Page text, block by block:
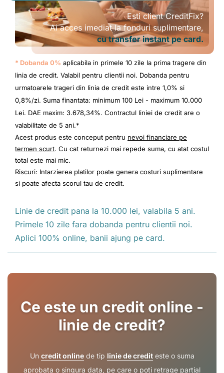
Esti client CreditFix?
Ai acces imediat la fonduri suplimentare,
cu transfer instant pe card.
* Dobanda 0% aplicabila in primele 10 zile la prima tragere din
linia de credit. Valabil pentru clientii noi. Dobanda pentru
urmatoarele trageri din linia de credit este intre 1,0% si
0,8%/zi. Suma finantata: minimum 100 Lei - maximum 10.000
Lei. DAE maxim: 3.678,34%. Contractul liniei de credit are o
valabilitate de 5 ani.*
Acest produs este conceput pentru nevoi financiare pe
termen scurt. Cu cat returnezi mai repede suma, cu atat costul
total este mai mic.
Riscuri: Intarzierea platilor poate genera costuri suplimentare
si poate afecta scorul tau de credit.
Linie de credit pana la 10.000 lei, valabila 5 ani.
Primele 10 zile fara dobanda pentru clientii noi.
Aplici 100% online, banii ajung pe card.
Ce este un credit online -
linie de credit?
Un credit onlinede tip linie de crediteste o suma
aprobata o singura data, pe care o poti retrage partial